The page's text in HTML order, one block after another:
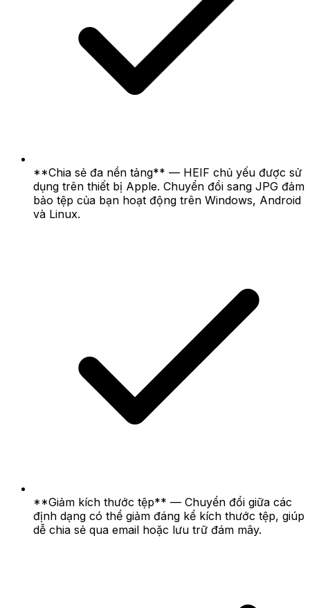
**Chia sẻ đa nền tảng** — HEIF chủ yếu được sử
dụng trên thiết bị Apple. Chuyển đổi sang JPG đảm
bảo tệp của bạn hoạt động trên Windows, Android
và Linux.
**Giảm kích thước tệp** — Chuyển đổi giữa các
định dạng có thể giảm đáng kể kích thước tệp, giúp
dễ chia sẻ qua email hoặc lưu trữ đám mây.